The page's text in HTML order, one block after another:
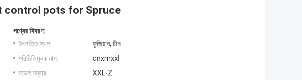
control pots for Spruce
পণ্যের বিবরণ:
উৎপত্তি স্থল:
ফুজিয়ান, চীন
পরিচিতিমুলক নাম:
cnxmxxl
মডেল নম্বার:
XXL-Z